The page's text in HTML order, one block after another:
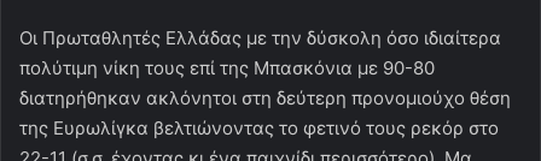
Οι Πρωταθλητές Ελλάδας με την δύσκολη όσο ιδιαίτερα
πολύτιμη νίκη τους επί της Μπασκόνια με 90-80
διατηρήθηκαν ακλόνητοι στη δεύτερη προνομιούχο θέση
της Ευρωλίγκα βελτιώνοντας το φετινό τους ρεκόρ στο